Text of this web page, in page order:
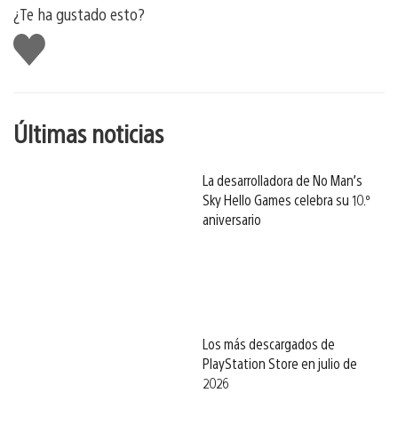
¿Te ha gustado esto?
Me
gusta
esto
Últimas noticias
La desarrolladora de No Man’s
Sky Hello Games celebra su 10.º
aniversario
Los más descargados de
PlayStation Store en julio de
2026